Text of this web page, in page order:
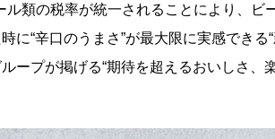
ル類の税率が統一されることにより、
に“辛口のうまさ”が最大限に実感できる
ープが掲げる“期待を超えるおいしさ、